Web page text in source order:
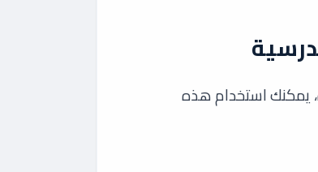
يمكنك استخدام هذه